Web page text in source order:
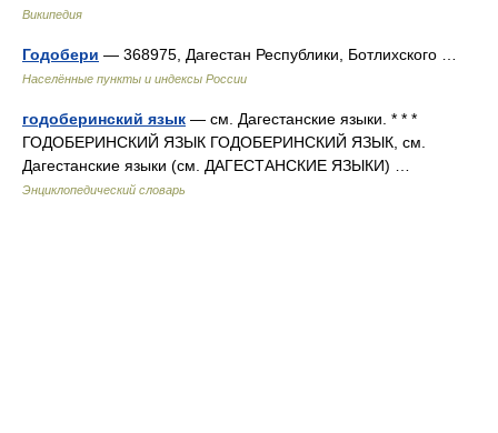
Википедия
Годобери — 368975, Дагестан Республики, Ботлихского …
Населённые пункты и индексы России
годоберинский язык — см. Дагестанские языки. * * *
ГОДОБЕРИНСКИЙ ЯЗЫК ГОДОБЕРИНСКИЙ ЯЗЫК, см.
Дагестанские языки (см. ДАГЕСТАНСКИЕ ЯЗЫКИ) …
Энциклопедический словарь